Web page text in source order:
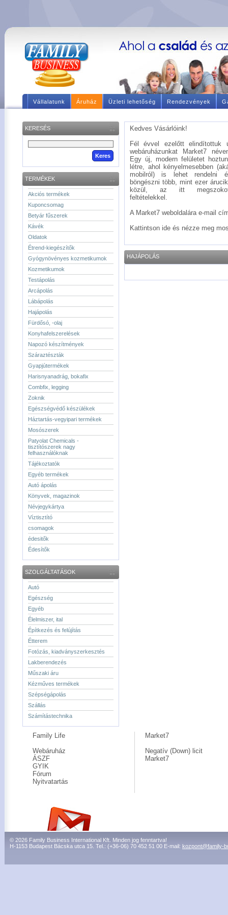
Vállalatunk Áruház Üzleti lehetőség Rendezvények
KERESÉS
TERMÉKEK
Akciós termékek
Kuponcsomag
Betyár fűszerek
Kávék
Oldatok
Étrend-kiegészítők
Gyógynövényes kozmetikumok
Kozmetikumok
Testápolás
Arcápolás
Lábápolás
Hajápolás
Fürdősó, -olaj
Konyhafelszerelések
Napozó készítmények
Száraztészták
Gyapjútermékek
Harisnyanadrág, bokafix
Combfix, legging
Zoknik
Egészségvédő készülékek
Háztartás-vegyipari termékek
Mosószerek
Patyolat Chemicals -
tisztítószerek nagy
felhasználóknak
Tájékoztatók
Egyéb termékek
Autó ápolás
Könyvek, magazinok
Névjegykártya
Víztisztító
csomagok
édesitők
Édesítők
SZOLGÁLTATÁSOK
Autó
Egészség
Egyéb
Élelmiszer, ital
Építkezés és felújítás
Étterem
Fotózás, kiadványszerkesztés
Lakberendezés
Műszaki áru
Kézműves termékek
Szépségápolás
Szállás
Számítástechnika
Kedves Vásárlóink!
Fél évvel ezelőtt elindítottuk
webáruházunkat Market7
Egy új, modern felületet
létre, ahol kényelmesebben
mobilról) is lehet rendelni
böngészni több, mint ezer
közül, az itt
feltételekkel.
A Market7 weboldalára e-mail
Kattintson ide és nézze meg
HAJÁPOLÁS
Family Life
Webáruház
ÁSZF
GYIK
Fórum
Nyitvatartás
Market7
Negatív (Down) licit
Market7
© 2026 Family Business International Kft. Minden jog fenntartva!
H-1153 Budapest Bácska utca 15. Tel.: (+36-06) 70 452 51 00 E-mail: kozpont@family-